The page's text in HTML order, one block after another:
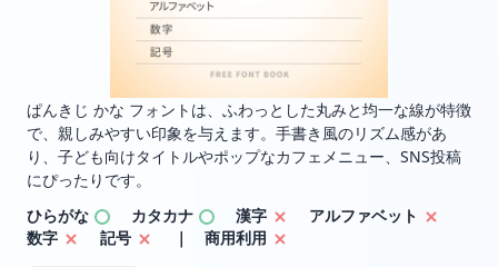
ぱんきじ かな フォントは、ふわっとした丸みと均一な線が特徴
で、親しみやすい印象を与えます。手書き風のリズム感があ
り、子ども向けタイトルやポップなカフェメニュー、SNS投稿
にぴったりです。
ひらがな
カタカナ 漢字
アルファベット
数字
記号 ｜ 商用利用